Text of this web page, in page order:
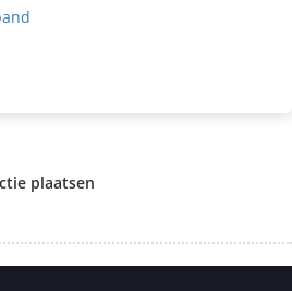
plaatsen